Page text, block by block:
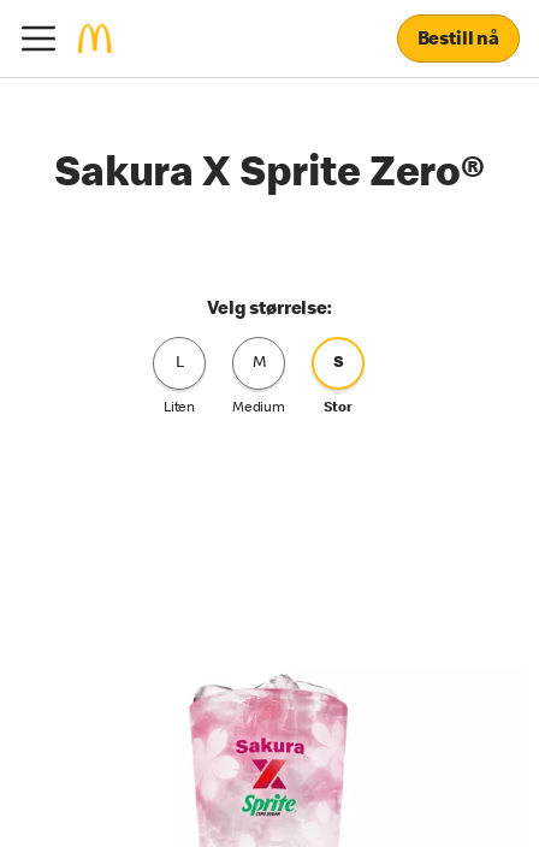
Bestill nå
Sakura X Sprite Zero®
Velg størrelse:
L
Liten
M
Medium
S
Stor